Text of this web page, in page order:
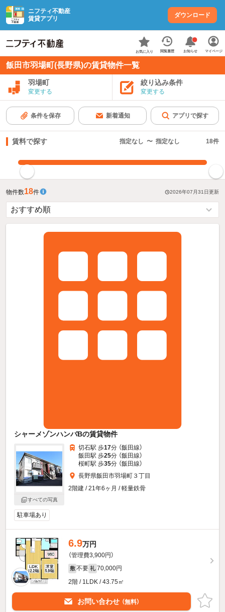
ニフティ不動産
賃貸アプリ
ダウンロード
お気に入り 閲覧履歴 お知らせ マイページ
飯田市羽場町(長野県)の賃貸物件一覧
羽場町
変更する
絞り込み条件
変更する
条件を保存 新着通知 アプリで探す
賃料で探す 指定なし 〜 指定なし 18件
物件数18件 2026年07月31日更新
シャーメゾンハンバBの賃貸物件
すべての写真
切石駅 歩17分 （飯田線）
飯田駅 歩25分 （飯田線）
桜町駅 歩35分 （飯田線）
長野県飯田市羽場町３丁目
2階建 / 21年6ヶ月 / 軽量鉄骨
駐車場あり
6.9万円
（管理費3,900円）
敷 不要 礼 70,000円
2階 / 1LDK / 43.75㎡
お問い合わせ （無料）